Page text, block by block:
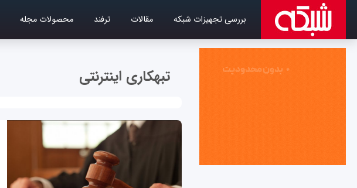
بررسی تجهیزات شبکه مقالات ترفند محصولات مجله
تبهکاری اینترنتی